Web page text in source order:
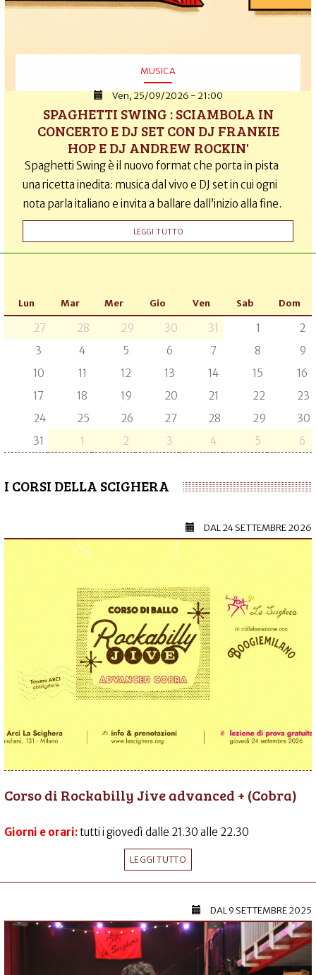
MUSICA
Ven, 25/09/2026 - 21:00
SPAGHETTI SWING : SCIAMBOLA IN
CONCERTO E DJ SET CON DJ FRANKIE
HOP E DJ ANDREW ROCKIN'
Spaghetti Swing è il nuovo format che porta in pista
una ricetta inedita: musica dal vivo e DJ set in cui ogni
nota parla italiano e invita a ballare dall’inizio alla fine.
LEGGI TUTTO
Lun Mar Mer Gio Ven Sab Dom
27 28 29 30 31 1
2
3
4 5 6 7 8
9
10
11 12 13 14 15
16
17
18 19 20 21 22
23
24
25 26 27 28 29
30
31
1 2 3 4 5 6
I CORSI DELLA SCIGHERA
DAL24 SETTEMBRE 2026
Corso di Rockabilly Jive advanced + (Cobra)
Giorni e orari:tutti i giovedì dalle 21.30 alle 22.30
LEGGI TUTTO
DAL9 SETTEMBRE 2025